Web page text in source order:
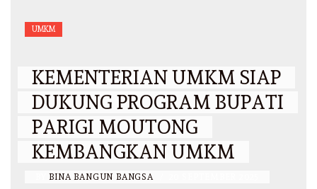
UMKM
KEMENTERIAN UMKM SIAP
DUKUNG PROGRAM BUPATI
PARIGI MOUTONG
KEMBANGKAN UMKM
BINA BANGUN BANGSA